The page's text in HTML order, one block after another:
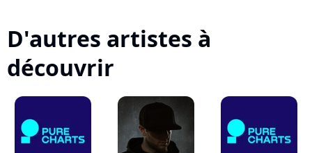
D'autres artistes à
découvrir